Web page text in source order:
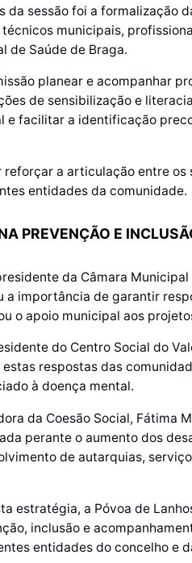
da sessão foi a formalização
municipais,
de Saúde de Braga.
planear e acompanhar
de sensibilização e
e facilitar a identificação
a articulação entre os
entidades da comunidade.
PREVENÇÃO E
da Câmara Municipal
a importância de garantir
o apoio municipal aos
do Centro Social do
respostas das
à doença mental.
da Coesão Social, Fátima
perante o aumento dos
de autarquias,
estratégia, a Póvoa de
inclusão e
entidades do concelho e